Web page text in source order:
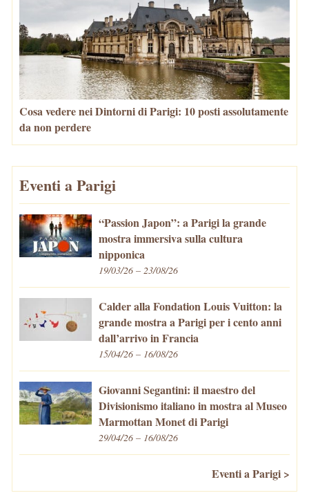
Cosa vedere nei Dintorni di Parigi: 10 posti assolutamente
da non perdere
Eventi a Parigi
“Passion Japon”: a Parigi la grande
mostra immersiva sulla cultura
nipponica
19/03/26 – 23/08/26
Calder alla Fondation Louis Vuitton: la
grande mostra a Parigi per i cento anni
dall’arrivo in Francia
15/04/26 – 16/08/26
Giovanni Segantini: il maestro del
Divisionismo italiano in mostra al Museo
Marmottan Monet di Parigi
29/04/26 – 16/08/26
Eventi a Parigi >